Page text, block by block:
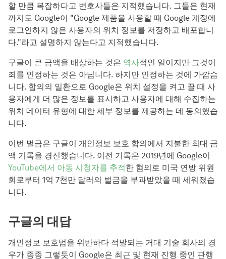
할 만큼 복잡하다고 변호사들은 지적했습니다. 그들은 현재
까지도 Google이 "Google 제품을 사용할 때 Google 계정에
로그인하지 않은 사용자의 위치 정보를 저장하고 배포합니
다."라고 설명하지 않는다고 지적했습니다.
구글이 큰 금액을 배상하는 것은 역사적인 일이지만 그것이
죄를 인정하는 것은 아닙니다. 하지만 인정하는 것에 가깝습
니다. 합의의 일환으로 Google은 위치 설정을 켜고 끌 때 사
용자에게 더 많은 정보를 표시하고 사용자에 대해 수집하는
위치 데이터 유형에 대한 세부 정보를 제공하는 데 동의했습
니다.
이번 벌금은 구글이 개인정보 보호 합의에서 지불한 최대 금
액 기록을 경신했습니다. 이전 기록은 2019년에 Google이
YouTube에서 아동 시청자를 추적한 혐의로 미국 연방 위원
회로부터 1억 7천만 달러의 벌금을 부과받았을 때 세워졌습
니다.
구글의 대답
개인정보 보호법을 위반하다 적발되는 거대 기술 회사의 경
우가 종종 그렇듯이 Google은 최근 및 현재 진행 중인 관행